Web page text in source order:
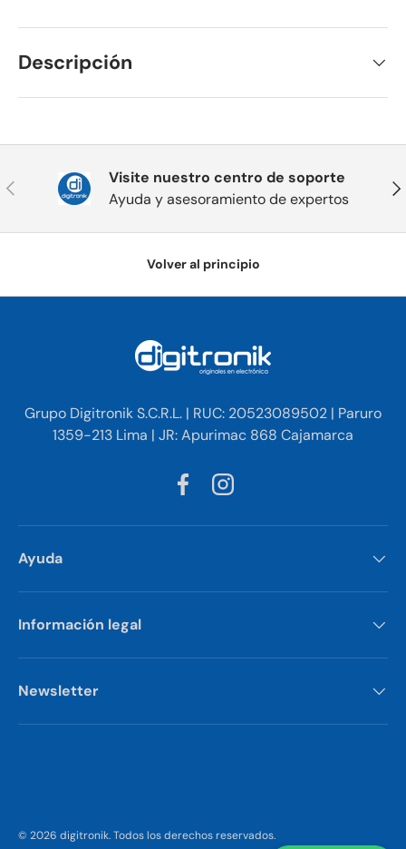
Descripción
Anterior
Visite nuestro centro de soporte
Ayuda y asesoramiento de expertos
Volver al principio
Grupo Digitronik S.C.R.L. | RUC: 20523089502 | Paruro
1359-213 Lima | JR: Apurimac 868 Cajamarca
FacebookInstagram
Ayuda
Información legal
Newsletter
© 2026 digitronik.Todos los derechos reservados.